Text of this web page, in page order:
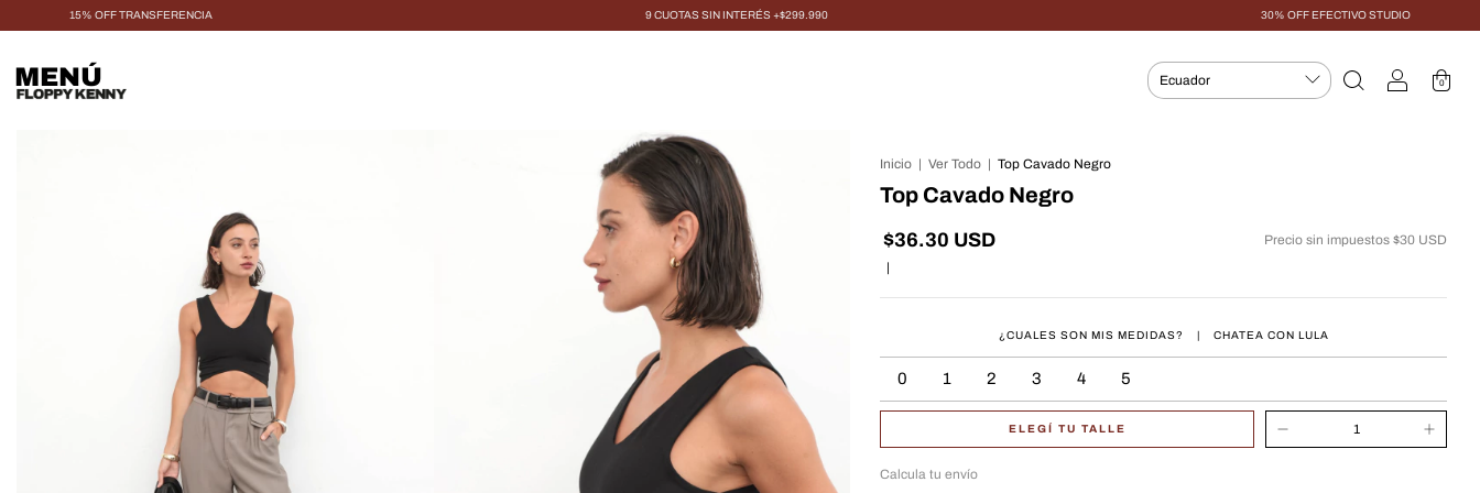
15% OFF TRANSFERENCIA 9 CUOTAS SIN INTERÉS +$299.990 30% OFF EFECTIVO STUDIO
MENÚ 0
Inicio | Ver Todo | Top Cavado Negro
Top Cavado Negro
$36.30 USD Precio sin impuestos $30 USD
|
0 1 2 3 4 5
¿CUALES SON MIS MEDIDAS? | CHATEA CON LULA
ELEGÍ TU TALLE
Calcula tu envío